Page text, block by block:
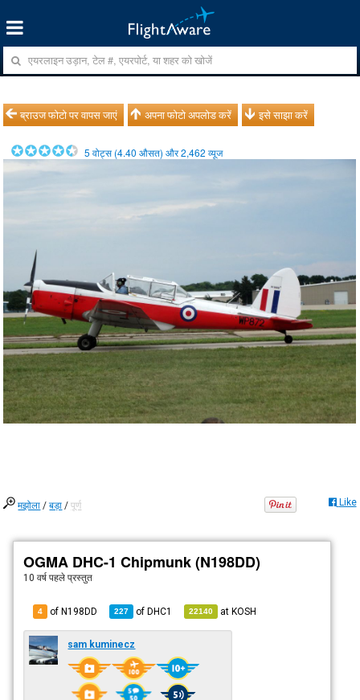
ब्राउज फोटो पर वापस जाएं अपना फोटो अपलोड करें इसे साझा करें
5 वोट्स (4.40 औसत) और2,462 व्यूज
मझोला /बड़ा /पूर्ण Like
OGMA DHC-1 Chipmunk (N198DD)
10 वर्ष पहले प्रस्तुत
4 of N198DD 227 ofDHC1 22140 atKOSH
sam kuminecz